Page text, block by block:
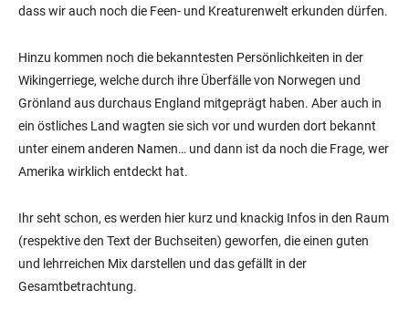
dass wir auch noch die Feen- und Kreaturenwelt erkunden dürfen.
Hinzu kommen noch die bekanntesten Persönlichkeiten in der
Wikingerriege, welche durch ihre Überfälle von Norwegen und
Grönland aus durchaus England mitgeprägt haben. Aber auch in
ein östliches Land wagten sie sich vor und wurden dort bekannt
unter einem anderen Namen… und dann ist da noch die Frage, wer
Amerika wirklich entdeckt hat.
Ihr seht schon, es werden hier kurz und knackig Infos in den Raum
(respektive den Text der Buchseiten) geworfen, die einen guten
und lehrreichen Mix darstellen und das gefällt in der
Gesamtbetrachtung.